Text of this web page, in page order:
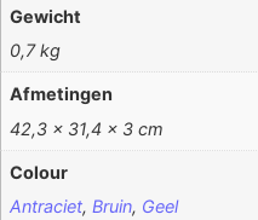
Gewicht
0,7 kg
Afmetingen
42,3 × 31,4 × 3 cm
Colour
Antraciet, Bruin, Geel